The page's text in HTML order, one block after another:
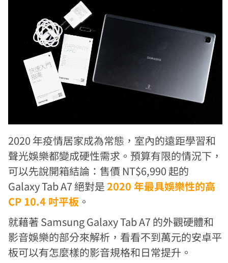
2020 年疫情居家成為常態，室內的遠距學習和
聲光娛樂都變成硬性需求。預算有限的情況下，
可以先說開箱結論：售價 NT$6,990 起的
Galaxy Tab A7 絕對是2020 年最具娛樂性的高
CP 10.4 吋平板 。
就藉著 Samsung Galaxy Tab A7 的外觀硬體和
影音娛樂的部分來解析，看看不到萬元的安卓平
板可以有怎麼樣的影音規格和日常提升。